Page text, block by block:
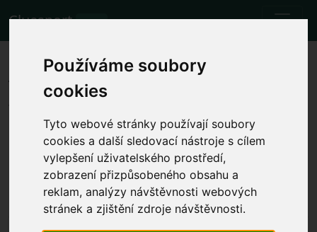
Používáme soubory
cookies
Tyto webové stránky používají soubory
cookies a další sledovací nástroje s cílem
vylepšení uživatelského prostředí,
zobrazení přizpůsobeného obsahu a
reklam, analýzy návštěvnosti webových
stránek a zjištění zdroje návštěvnosti.
Cluesport BETA
Die besten Flugtarife und
Tickets für das Fußballspiel
Wolverhampton Wanderers
gegen Manchester City.
Spiele
30.9.2023 Wolverhampton Wanderers 2 - 1
Manchester City